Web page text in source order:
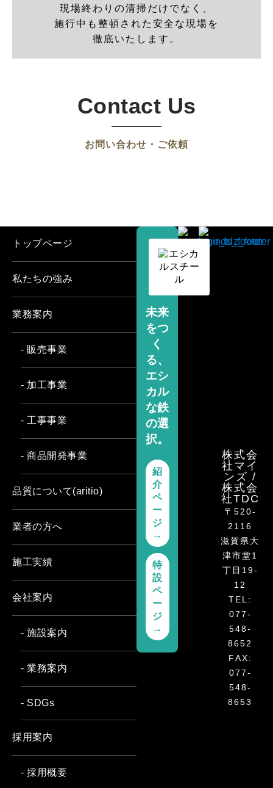
現場終わりの清掃だけでなく、
施行中も整頓された安全な現場を
徹底いたします。
Contact Us
お問い合わせ・ご依頼
株式会
社マイ
ンズ /
株式会
社TDC
〒520-
2116
滋賀県大
津市堂1
丁目19-
12
TEL:
077-
548-
8652
FAX:
077-
548-
8653
未来
をつ
く
る、
エシ
カル
な鉄
の選
択。
紹
介
ペ
ー
ジ
→
特
設
ペ
ー
ジ
→
トップページ
私たちの強み
業務案内
- 販売事業
- 加工事業
- 工事事業
- 商品開発事業
品質について(aritio)
業者の方へ
施工実績
会社案内
- 施設案内
- 業務案内
- SDGs
採用案内
- 採用概要